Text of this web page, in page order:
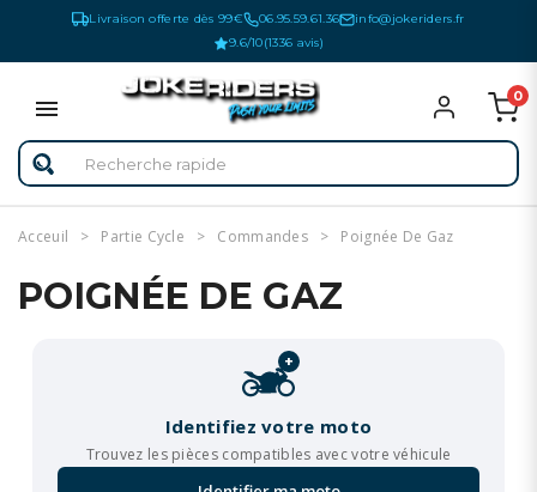
Livraison offerte dès 99€ 06.95.59.61.36
info@jokeriders.fr
9.6/10(1336 avis)
0
Acceuil Partie Cycle Commandes Poignée De Gaz
POIGNÉE DE GAZ
+
Identifiez votre moto
Trouvez les pièces compatibles avec votre véhicule